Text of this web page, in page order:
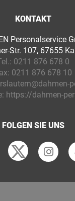
KONTAKT
Personalservice
Str. 107, 67655
0211 876 678 0
0211 876 678 10
https://dahmen-
FOLGEN SIE UNS